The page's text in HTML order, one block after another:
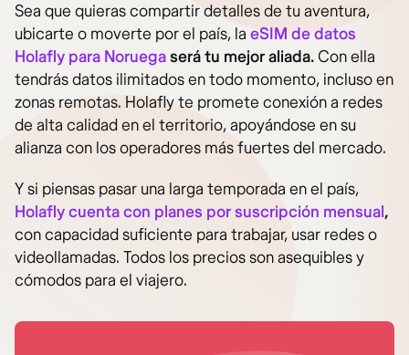
Sea que quieras compartir detalles de tu aventura,
ubicarte o moverte por el país, la eSIM de datos
Holafly para Noruegaserá tu mejor aliada.Con ella
tendrás datos ilimitados en todo momento, incluso en
zonas remotas. Holafly te promete conexión a redes
de alta calidad en el territorio, apoyándose en su
alianza con los operadores más fuertes del mercado.
Y si piensas pasar una larga temporada en el país,
Holafly cuenta con planes por suscripción mensual,
con capacidad suficiente para trabajar, usar redes o
videollamadas. Todos los precios son asequibles y
cómodos para el viajero.